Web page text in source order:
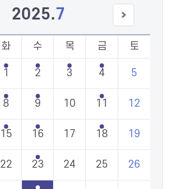
2025.7
화 수 목 금 토
1 2 3 4 5
8 9 10 11 12
15 16 17 18 19
22 23 24 25 26